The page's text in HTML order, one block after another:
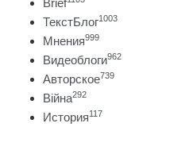
ТекстБлог1003
Мнения999
Видеоблоги962
Авторское739
Війна292
История117